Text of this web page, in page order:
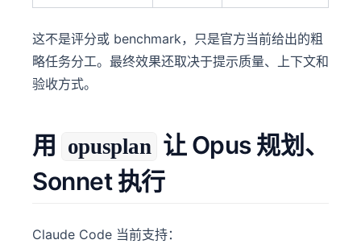
这不是评分或 benchmark，只是官方当前给出的粗
略任务分工。最终效果还取决于提示质量、上下文和
验收方式。
用 opusplan 让 Opus 规划、
Sonnet 执行
Claude Code 当前支持：